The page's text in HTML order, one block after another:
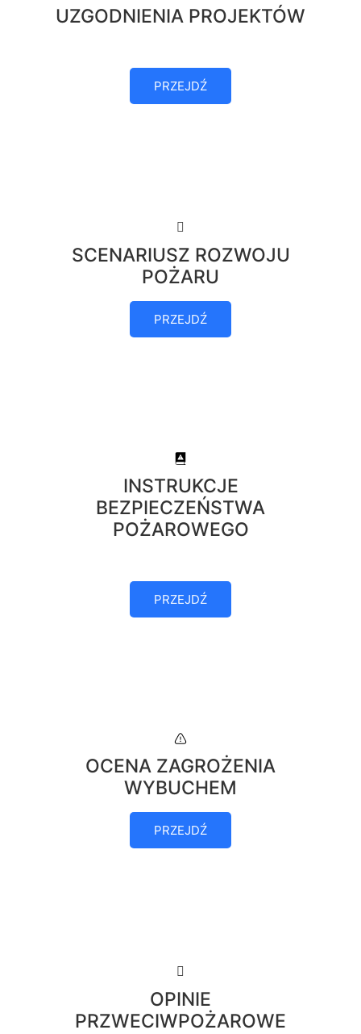
UZGODNIENIA PROJEKTÓW
PRZEJDŹ
SCENARIUSZ ROZWOJU
POŻARU
PRZEJDŹ
INSTRUKCJE
BEZPIECZEŃSTWA
POŻAROWEGO
PRZEJDŹ
OCENA ZAGROŻENIA
WYBUCHEM
PRZEJDŹ
OPINIE
PRZWECIWPOŻAROWE